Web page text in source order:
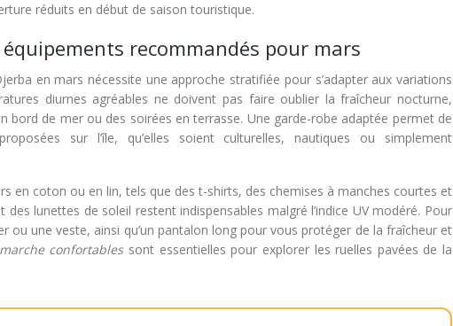
réduits en début de saison touristique.
recommandés pour mars
en mars nécessite une approche stratifiée pour s’adapter aux variations
diurnes agréables ne doivent pas faire oublier la fraîcheur nocturne,
bord de mer ou des soirées en terrasse. Une garde-robe adaptée permet de
sur l’île, qu’elles soient culturelles, nautiques ou simplement
en coton ou en lin, tels que des t-shirts, des chemises à manches courtes et
lunettes de soleil restent indispensables malgré l’indice UV modéré. Pour
ou une veste, ainsi qu’un pantalon long pour vous protéger de la fraîcheur et
confortables sont essentielles pour explorer les ruelles pavées de la